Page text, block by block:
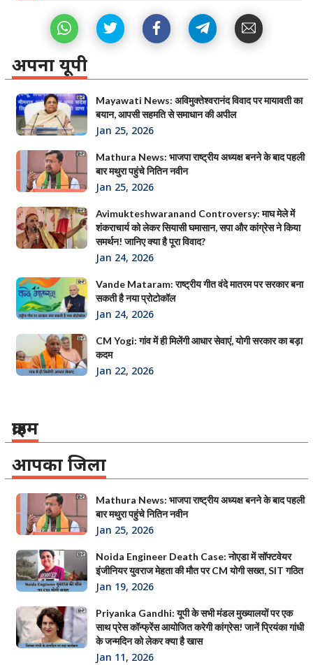
अपना यूपी
Mayawati News: अविमुक्तेश्वरानंद विवाद पर मायावती का
बयान, आपसी सहमति से समाधान की अपील
Jan 25, 2026
Mathura News: भाजपा राष्ट्रीय अध्यक्ष बनने के बाद पहली
बार मथुरा पहुंचे नितिन नवीन
Jan 25, 2026
Avimukteshwaranand Controversy: माघ मेले में
शंकराचार्य को लेकर सियासी घमासान, सपा और कांग्रेस ने किया
समर्थन! जानिए क्या है पूरा विवाद?
Jan 24, 2026
Vande Mataram: राष्ट्रीय गीत वंदे मातरम पर सरकार बना
सकती है नया प्रोटोकॉल
Jan 24, 2026
CM Yogi: गांव में ही मिलेंगी आधार सेवाएं, योगी सरकार का बड़ा
कदम
Jan 22, 2026
क्राइम
आपका जिला
Mathura News: भाजपा राष्ट्रीय अध्यक्ष बनने के बाद पहली
बार मथुरा पहुंचे नितिन नवीन
Jan 25, 2026
Noida Engineer Death Case: नोएडा में सॉफ्टवेयर
इंजीनियर युवराज मेहता की मौत पर CM योगी सख्त, SIT गठित
Jan 19, 2026
Priyanka Gandhi: यूपी के सभी मंडल मुख्यालयों पर एक
साथ प्रेस कॉन्फ्रेंस आयोजित करेगी कांग्रेस! जानें प्रियंका गांधी
के जन्मदिन को लेकर क्या है खास
Jan 11, 2026